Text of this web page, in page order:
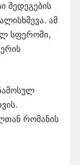
შედეგების
ამ
სფეროში,
რომანის